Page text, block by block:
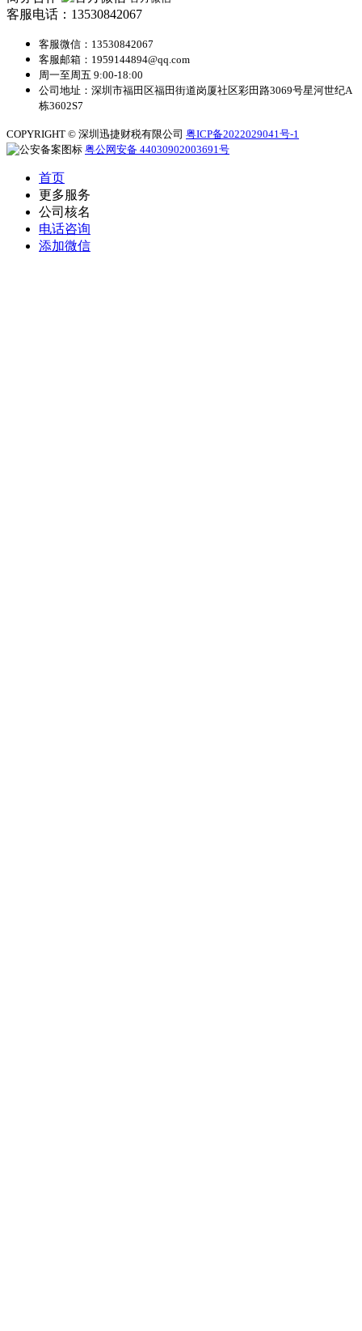
客服电话：13530842067
客服微信：13530842067
客服邮箱：1959144894@qq.com
周一至周五 9:00-18:00
公司地址：深圳市福田区福田街道岗厦社区彩田路3069号星河世纪A
栋3602S7
COPYRIGHT © 深圳迅捷财税有限公司 粤ICP备2022029041号-1
粤公网安备 44030902003691号
首页
更多服务
公司核名
电话咨询
添加微信